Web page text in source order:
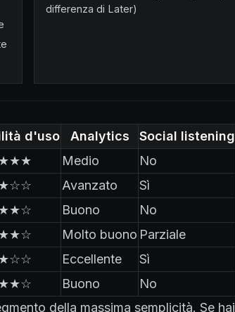
differenza di Later)
d'uso Analytics
Social listening
Medio
No
Avanzato
Sì
Buono
No
Molto buono Parziale
Eccellente
Sì
Buono
No
della massima semplicità. Se hai